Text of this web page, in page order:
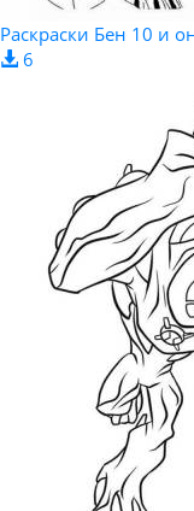
Раскраски Бен 10 и
6